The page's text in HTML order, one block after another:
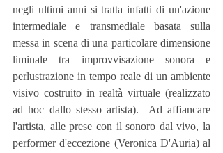
negli ultimi anni si tratta infatti di un'azione
intermediale e transmediale basata sulla
messa in scena di una particolare dimensione
liminale tra improvvisazione sonora e
perlustrazione in tempo reale di un ambiente
visivo costruito in realtà virtuale (realizzato
ad hoc dallo stesso artista).  Ad affiancare
l'artista, alle prese con il sonoro dal vivo, la
performer d'eccezione (Veronica D'Auria) al